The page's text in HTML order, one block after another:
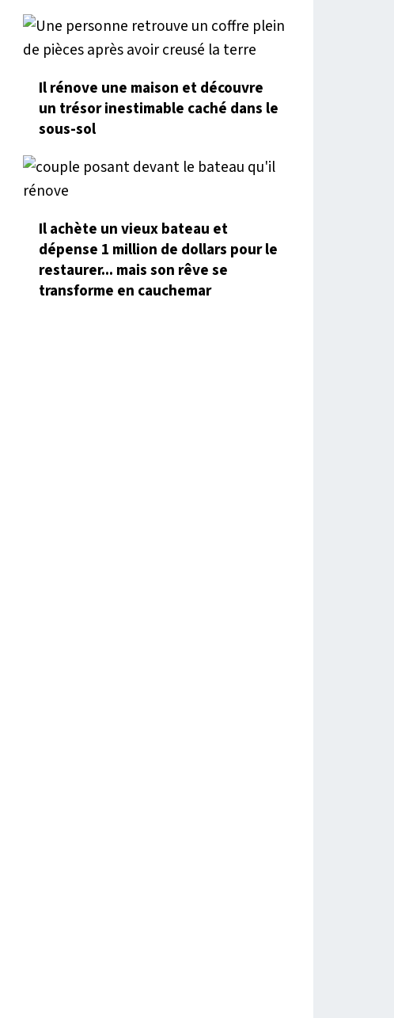
Il rénove une maison et découvre
un trésor inestimable caché dans le
sous-sol
Il achète un vieux bateau et
dépense 1 million de dollars pour le
restaurer... mais son rêve se
transforme en cauchemar